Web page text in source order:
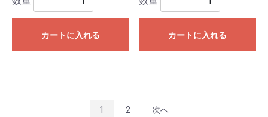
カートに入れる カートに入れる
1 2 次へ